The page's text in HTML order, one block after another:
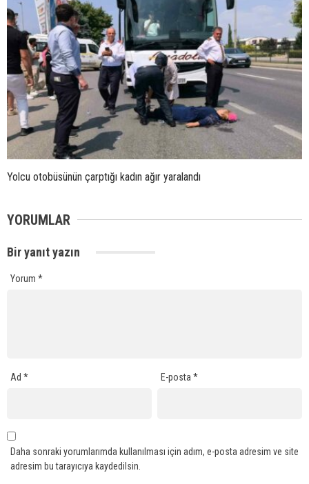
Yolcu otobüsünün çarptığı kadın ağır yaralandı
YORUMLAR
Bir yanıt yazın
Yorum *
Ad * E-posta*
Daha sonraki yorumlarımda kullanılması için adım, e-posta adresim ve site
adresim bu tarayıcıya kaydedilsin.